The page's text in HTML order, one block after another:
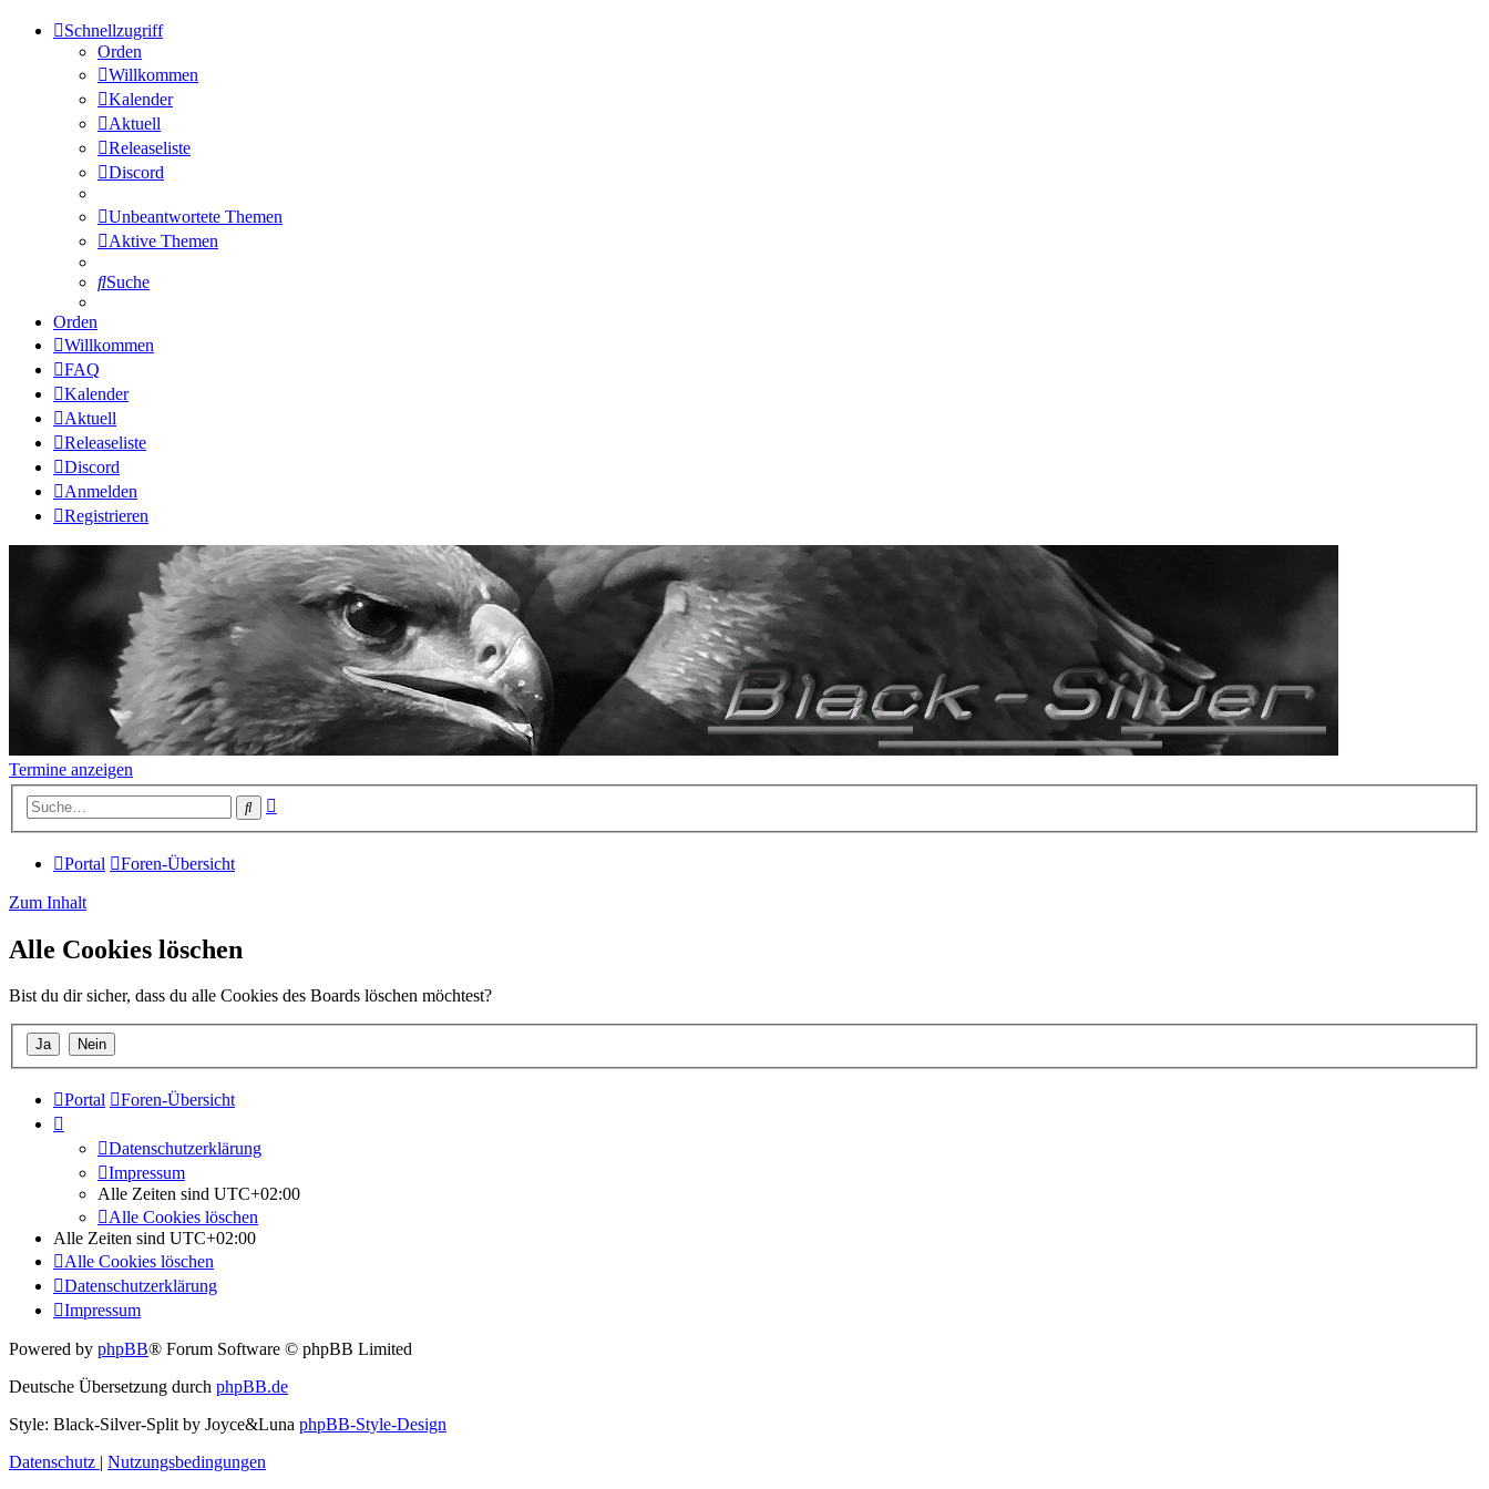
Schnellzugriff
Orden
Willkommen
Kalender
Aktuell
Releaseliste
Discord
Unbeantwortete Themen
Aktive Themen
Suche
Orden
Willkommen
FAQ
Kalender
Aktuell
Releaseliste
Discord
Anmelden
Registrieren
Termine anzeigen
Suche
Portal Foren-Übersicht
Zum Inhalt
Alle Cookies löschen
Bist du dir sicher, dass du alle Cookies des Boards löschen möchtest?
Portal Foren-Übersicht
Datenschutzerklärung
Impressum
Alle Zeiten sind UTC+02:00
Alle Cookies löschen
Alle Zeiten sind UTC+02:00
Alle Cookies löschen
Datenschutzerklärung
Impressum
Powered by phpBB® Forum Software © phpBB Limited
Deutsche Übersetzung durch phpBB.de
Style: Black-Silver-Split by Joyce&Luna phpBB-Style-Design
Datenschutz | Nutzungsbedingungen